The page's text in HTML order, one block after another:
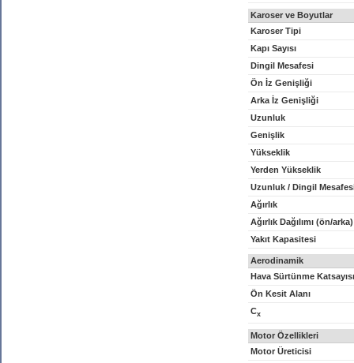
Karoser ve Boyutlar
Karoser Tipi
Kapı Sayısı
Dingil Mesafesi
Ön İz Genişliği
Arka İz Genişliği
Uzunluk
Genişlik
Yükseklik
Yerden Yükseklik
Uzunluk / Dingil
Ağırlık
Ağırlık Dağılımı (ön/arka)
Yakıt Kapasitesi
Aerodinamik
Hava Sürtünme Katsayısı
Ön Kesit Alanı
Cx
Motor Özellikleri
Motor Üreticisi